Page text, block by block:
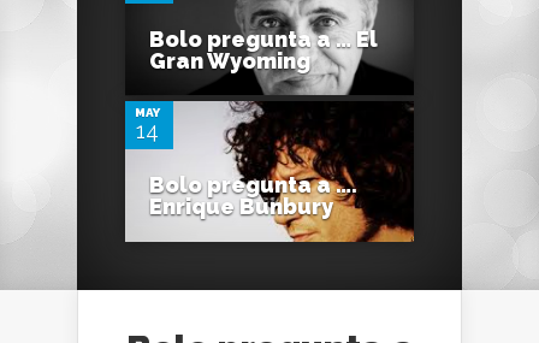
Bolo pregunta a … El
Gran Wyoming
MAY
14
0
Bolo pregunta a ….
Enrique Bunbury